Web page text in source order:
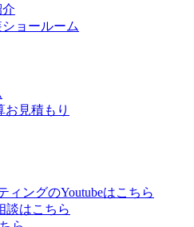
ョールーム
お見積もり